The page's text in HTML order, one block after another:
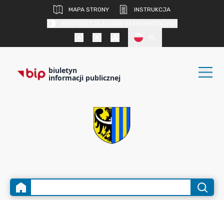
MAPA STRONY
INSTRUKCJA
biuletyn
informacji publicznej